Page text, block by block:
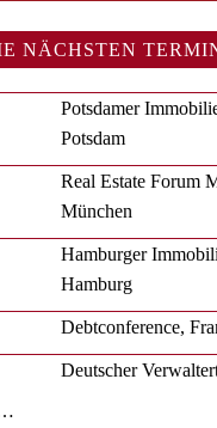
NÄCHSTEN
Potsdamer
Potsdam
Real Estate Forum
München
Hamburger
Hamburg
Debtconference,
Deutscher
…